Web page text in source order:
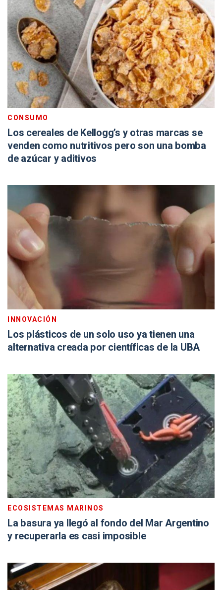
CONSUMO
Los cereales de Kellogg’s y otras marcas se
venden como nutritivos pero son una bomba
de azúcar y aditivos
INNOVACIÓN
Los plásticos de un solo uso ya tienen una
alternativa creada por científicas de la UBA
ECOSISTEMAS MARINOS
La basura ya llegó al fondo del Mar Argentino
y recuperarla es casi imposible